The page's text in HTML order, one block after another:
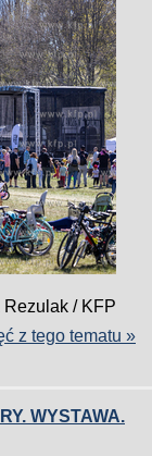
Rezulak / KFP
z tego tematu »
WYSTAWA.